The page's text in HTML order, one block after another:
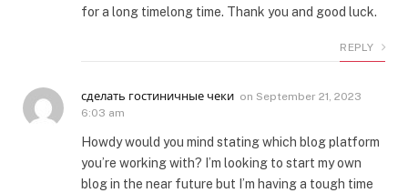
for a long timelong time. Thank you and good luck.
REPLY
сделать гостиничные чеки on September 21, 2023
6:03 am
Howdy would you mind stating which blog platform
you’re working with? I’m looking to start my own
blog in the near future but I’m having a tough time